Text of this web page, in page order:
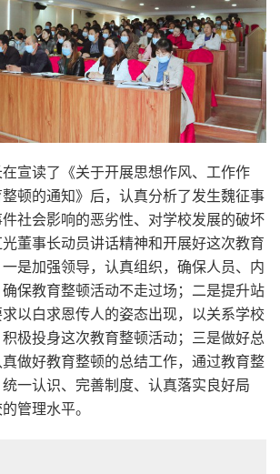
宣读了《关于开展思想作风、工作作
顿的通知》后，认真分析了发生魏征事
社会影响的恶劣性、对学校发展的破坏
董事长动员讲话精神和开展好这次教育
是加强领导，认真组织，确保人员、内
保教育整顿活动不走过场；二是提升站
以白求恩传人的姿态出现，以关系学校
极投身这次教育整顿活动；三是做好总
做好教育整顿的总结工作，通过教育整
一认识、完善制度、认真落实良好局
管理水平。